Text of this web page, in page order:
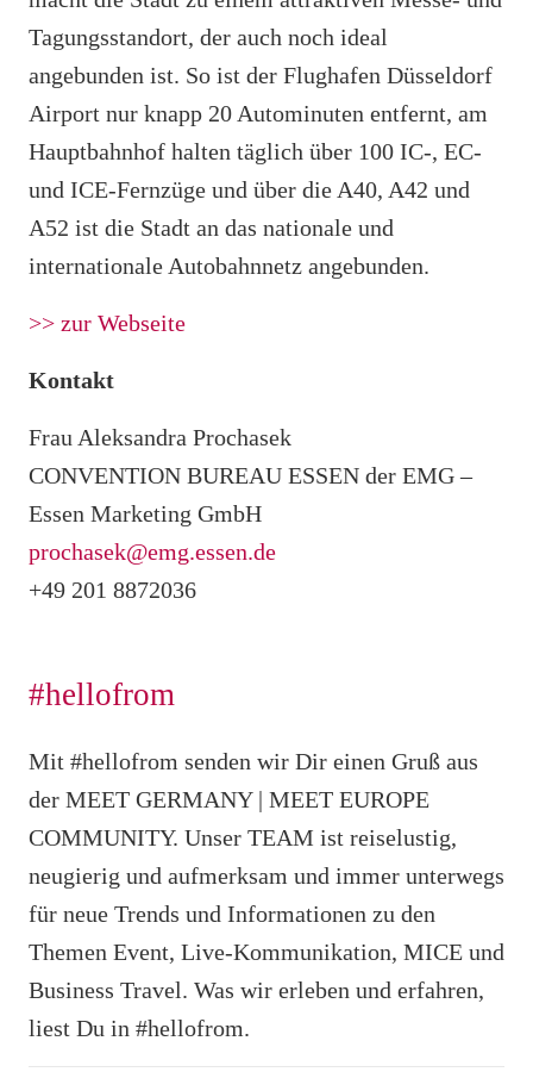
Tagungsstandort, der auch noch ideal
angebunden ist. So ist der Flughafen Düsseldorf
Airport nur knapp 20 Autominuten entfernt, am
Hauptbahnhof halten täglich über 100 IC-, EC-
und ICE-Fernzüge und über die A40, A42 und
A52 ist die Stadt an das nationale und
internationale Autobahnnetz angebunden.
>> zur Webseite
Kontakt
Frau Aleksandra Prochasek
CONVENTION BUREAU ESSEN der EMG –
Essen Marketing GmbH
prochasek@emg.essen.de
+49 201 8872036
#hellofrom
Mit #hellofrom senden wir Dir einen Gruß aus
der MEET GERMANY | MEET EUROPE
COMMUNITY. Unser TEAM ist reiselustig,
neugierig und aufmerksam und immer unterwegs
für neue Trends und Informationen zu den
Themen Event, Live-Kommunikation, MICE und
Business Travel. Was wir erleben und erfahren,
liest Du in #hellofrom.